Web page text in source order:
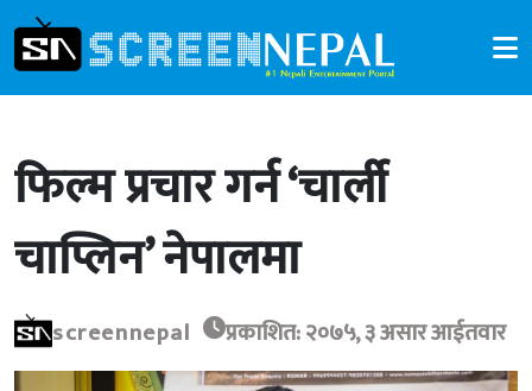
फिल्म प्रचार गर्न ‘चार्ली
चाप्लिन’ नेपालमा
screennepal प्रकाशित: २०७५, ३ असार आईतवार